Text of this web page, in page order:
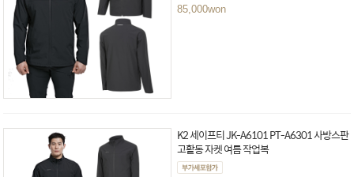
85,000won
K2 세이프티 JK-A6101 PT-A6301 사방스판
고활동 자켓 여름 작업복